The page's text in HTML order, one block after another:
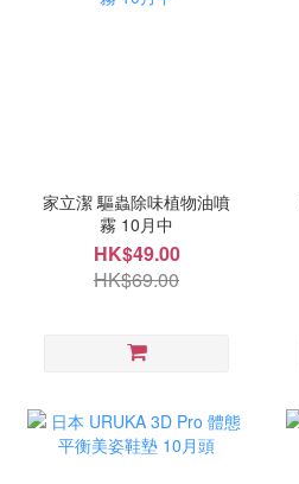
家立潔 驅蟲除味植物油噴
霧 10月中
HK$49.00
HK$69.00